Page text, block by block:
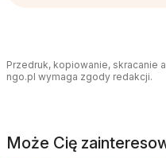
Przedruk, kopiowanie, skracanie
ngo.pl wymaga zgody redakcji.
Może Cię